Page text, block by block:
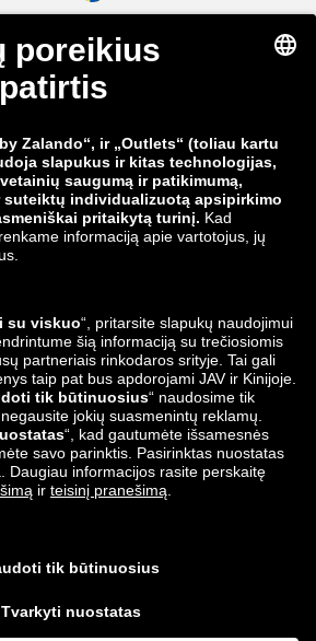
zalando-lounge.dk
zalando-lounge.cz
zalando-lounge.sk
zalando-lounge.hr
zalando-lounge.ee
zalando-lounge.no
mažmenine kaina